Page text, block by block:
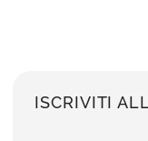
ISCRIVITI